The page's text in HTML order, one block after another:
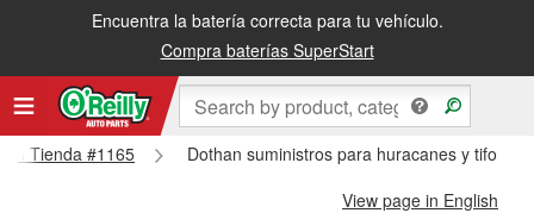
Encuentra la batería correcta para tu vehículo.
Compra baterías SuperStart
Tienda #1165
Dothan suministros para huracanes y tifones
View page in English